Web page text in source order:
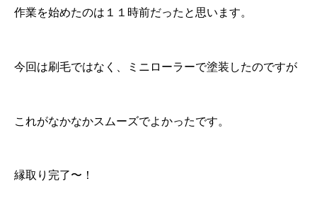
作業を始めたのは１１時前だったと思います。
今回は刷毛ではなく、ミニローラーで塗装したのですが
これがなかなかスムーズでよかったです。
縁取り完了〜！